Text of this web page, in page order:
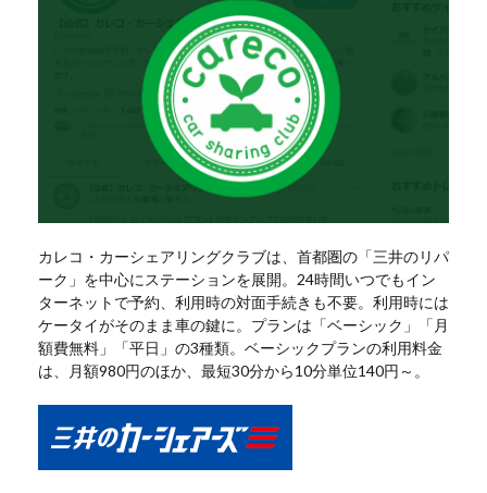
カレコ・カーシェアリングクラブは、首都圏の「三井のリパ
ーク」を中心にステーションを展開。24時間いつでもイン
ターネットで予約、利用時の対面手続きも不要。利用時には
ケータイがそのまま車の鍵に。プランは「ベーシック」「月
額費無料」「平日」の3種類。ベーシックプランの利用料金
は、月額980円のほか、最短30分から10分単位140円～。